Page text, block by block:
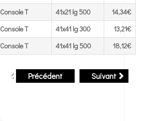
Console T 41x21 lg 500
14,34€
Console T 41x41 lg 300
13,21€
Console T 41x41 lg 500 18,12€
Précédent Suivant